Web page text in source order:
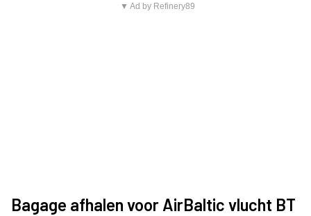
▼ Ad by Refinery89
Bagage afhalen voor AirBaltic vlucht BT